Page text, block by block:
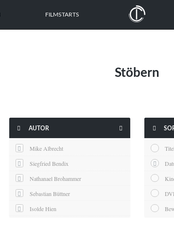
FILMSTARTS
Stöbern
 AUTOR 
Mike Albrecht
Siegfried Bendix
Nathanael Brohammer
Sebastian Büttner
Isolde Hien
